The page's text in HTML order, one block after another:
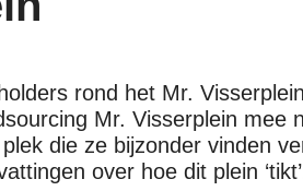
rond het Mr.
Mr. Visserplein mee
die ze bijzonder vinden
over hoe dit plein